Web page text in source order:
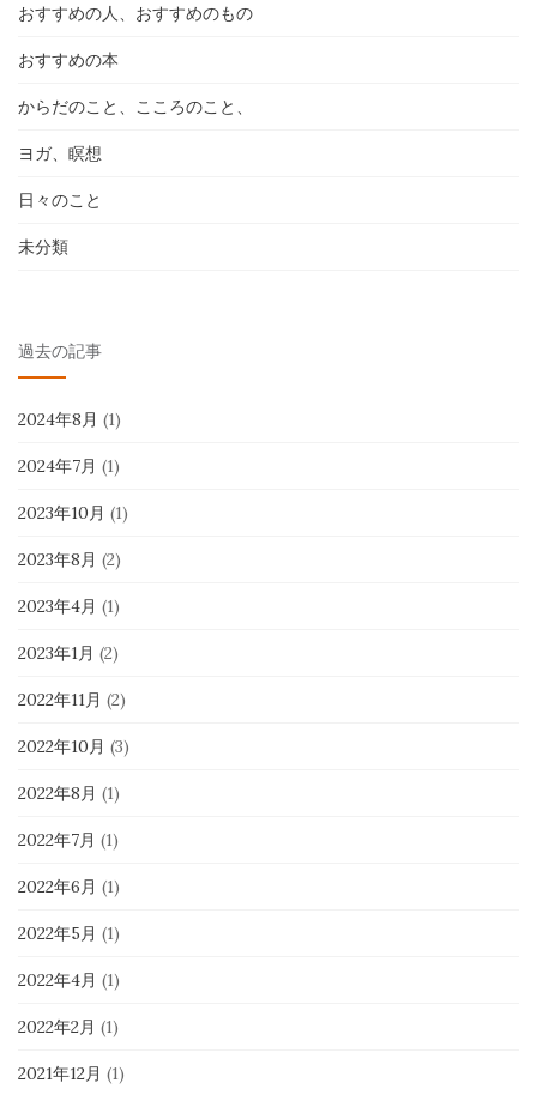
おすすめの人、おすすめのもの
おすすめの本
からだのこと、こころのこと、
ヨガ、瞑想
日々のこと
未分類
過去の記事
2024年8月 (1)
2024年7月 (1)
2023年10月 (1)
2023年8月 (2)
2023年4月 (1)
2023年1月 (2)
2022年11月 (2)
2022年10月 (3)
2022年8月 (1)
2022年7月 (1)
2022年6月 (1)
2022年5月 (1)
2022年4月 (1)
2022年2月 (1)
2021年12月 (1)